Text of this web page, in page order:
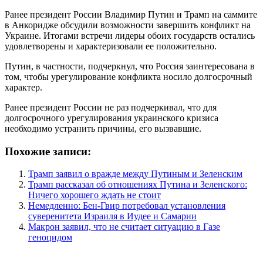
Ранее президент России Владимир Путин и Трамп на саммите
в Анкоридже обсудили возможности завершить конфликт на
Украине. Итогами встречи лидеры обоих государств остались
удовлетворены и характеризовали ее положительно.
Путин, в частности, подчеркнул, что Россия заинтересована в
том, чтобы урегулирование конфликта носило долгосрочный
характер.
Ранее президент России не раз подчеркивал, что для
долгосрочного урегулирования украинского кризиса
необходимо устранить причины, его вызвавшие.
Похожие записи:
Трамп заявил о вражде между Путиным и Зеленским
Трамп рассказал об отношениях Путина и Зеленского:
Ничего хорошего ждать не стоит
Немедленно: Бен-Гвир потребовал установления
суверенитета Израиля в Иудее и Самарии
Макрон заявил, что не считает ситуацию в Газе
геноцидом